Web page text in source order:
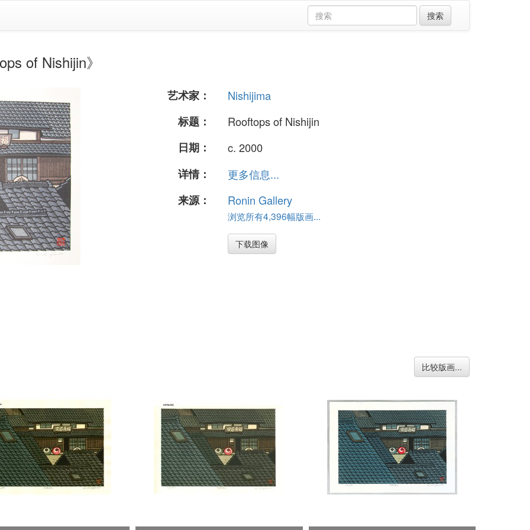
of Nishijin》
艺术家：
Nishijima
标题：
Rooftops of Nishijin
日期：
c. 2000
详情：
更多信息...
来源：
Ronin Gallery
浏览所有4,396幅版画...
下载图像
比较版画...